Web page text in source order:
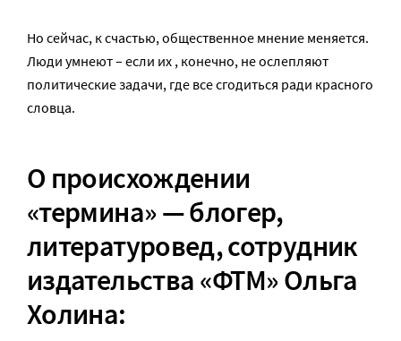
Но сейчас, к счастью, общественное мнение меняется.
Люди умнеют – если их , конечно, не ослепляют
политические задачи, где все сгодиться ради красного
словца.
О происхождении
«термина» — блогер,
литературовед, сотрудник
издательства «ФТМ» Ольга
Холина: